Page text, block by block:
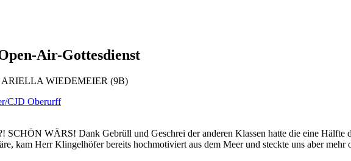
Air-Gottesdienst
WIEDEMEIER (9B)
WÄRS! Dank Gebrüll und Geschrei der anderen Klassen hatte die eine Hälfte
kam Herr Klingelhöfer bereits hochmotiviert aus dem Meer und steckte uns aber mehr